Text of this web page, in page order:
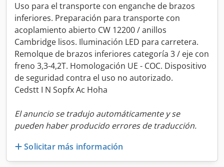
Uso para el transporte con enganche de brazos
inferiores. Preparación para transporte con
acoplamiento abierto CW 12200 / anillos
Cambridge lisos. Iluminación LED para carretera.
Remolque de brazos inferiores categoría 3 / eje con
freno 3,3-4,2T. Homologación UE - COC. Dispositivo
de seguridad contra el uso no autorizado.
Cedstt I N Sopfx Ac Hoha
El anuncio se tradujo automáticamente y se
pueden haber producido errores de traducción.
Solicitar más información